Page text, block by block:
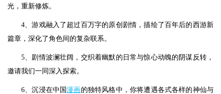
光，重新修炼。
4、游戏融入了超过百万字的原创剧情，描绘了百年后的西游新
篇章，深化了角色间的复杂联系。
5、剧情波澜壮阔，交织着幽默的日常与惊心动魄的阴谋反转，
邀请我们一同深入探索。
6、沉浸在中国漫画 的独特风格中，你将遭遇各式各样的神仙与